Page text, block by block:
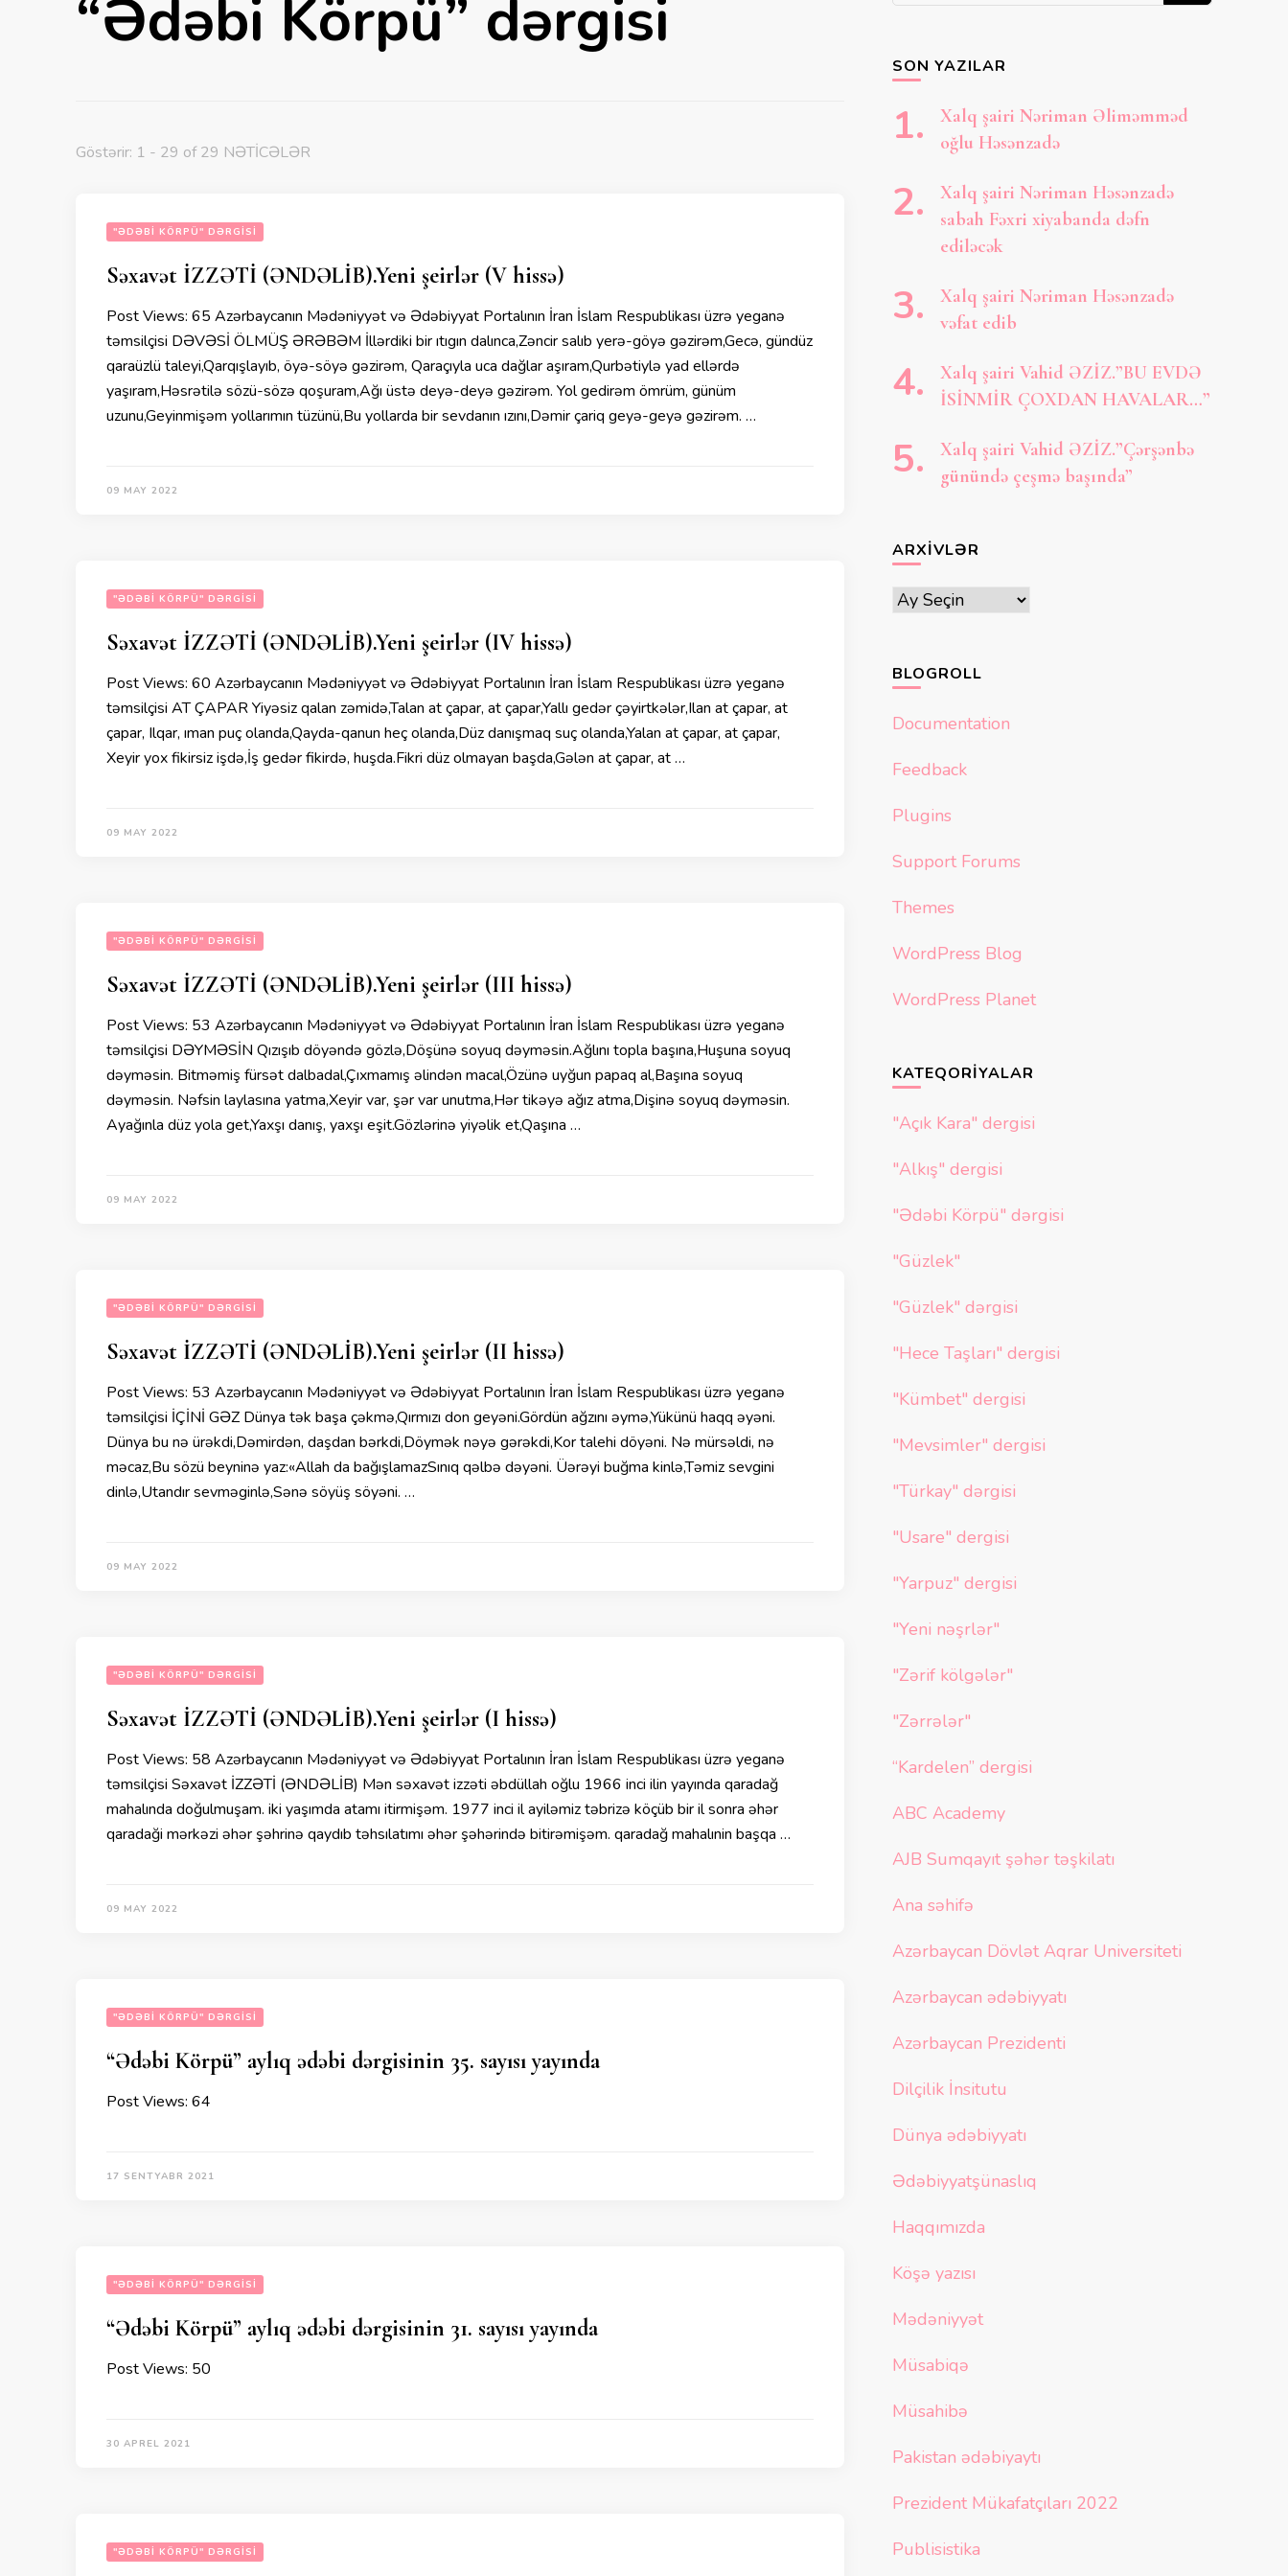
“Ədəbi Körpü” dərgisi
Göstərir: 1 - 29 of 29 NƏTİCƏLƏR
"ƏDƏBI KÖRPÜ" DƏRGISI
Səxavət İZZƏTİ (ƏNDƏLİB).Yeni şeirlər (V hissə)
Post Views: 65 Azərbaycanın Mədəniyyət və Ədəbiyyat Portalının İran İslam Respublikası üzrə yeganə
təmsilçisi DƏVƏSİ ÖLMÜŞ ƏRƏBƏM İllərdiki bir ıtıgın dalınca,Zəncir salıb yerə-göyə gəzirəm,Gecə, gündüz
qaraüzlü taleyi,Qarqışlayıb, öyə-söyə gəzirəm, Qaraçıyla uca dağlar aşıram,Qurbətiylə yad ellərdə
yaşıram,Həsrətilə sözü-sözə qoşuram,Ağı üstə deyə-deyə gəzirəm. Yol gedirəm ömrüm, günüm
uzunu,Geyinmişəm yollarımın tüzünü,Bu yollarda bir sevdanın ızını,Dəmir çariq geyə-geyə gəzirəm. …
09 MAY 2022
"ƏDƏBI KÖRPÜ" DƏRGISI
Səxavət İZZƏTİ (ƏNDƏLİB).Yeni şeirlər (IV hissə)
Post Views: 60 Azərbaycanın Mədəniyyət və Ədəbiyyat Portalının İran İslam Respublikası üzrə yeganə
təmsilçisi AT ÇAPAR Yiyəsiz qalan zəmidə,Talan at çapar, at çapar,Yallı gedər çəyirtkələr,Ilan at çapar, at
çapar, Ilqar, ıman puç olanda,Qayda-qanun heç olanda,Düz danışmaq suç olanda,Yalan at çapar, at çapar,
Xeyir yox fikirsiz işdə,İş gedər fikirdə, huşda.Fikri düz olmayan başda,Gələn at çapar, at …
09 MAY 2022
"ƏDƏBI KÖRPÜ" DƏRGISI
Səxavət İZZƏTİ (ƏNDƏLİB).Yeni şeirlər (III hissə)
Post Views: 53 Azərbaycanın Mədəniyyət və Ədəbiyyat Portalının İran İslam Respublikası üzrə yeganə
təmsilçisi DƏYMƏSİN Qızışıb döyəndə gözlə,Döşünə soyuq dəyməsin.Ağlını topla başına,Huşuna soyuq
dəyməsin. Bitməmiş fürsət dalbadal,Çıxmamış əlindən macal,Özünə uyğun papaq al,Başına soyuq
dəyməsin. Nəfsin laylasına yatma,Xeyir var, şər var unutma,Hər tikəyə ağız atma,Dişinə soyuq dəyməsin.
Ayağınla düz yola get,Yaxşı danış, yaxşı eşit.Gözlərinə yiyəlik et,Qaşına …
09 MAY 2022
"ƏDƏBI KÖRPÜ" DƏRGISI
Səxavət İZZƏTİ (ƏNDƏLİB).Yeni şeirlər (II hissə)
Post Views: 53 Azərbaycanın Mədəniyyət və Ədəbiyyat Portalının İran İslam Respublikası üzrə yeganə
təmsilçisi İÇİNİ GƏZ Dünya tək başa çəkmə,Qırmızı don geyəni.Gördün ağzını əymə,Yükünü haqq əyəni.
Dünya bu nə ürəkdi,Dəmirdən, daşdan bərkdi,Döymək nəyə gərəkdi,Kor talehi döyəni. Nə mürsəldi, nə
məcaz,Bu sözü beyninə yaz:«Allah da bağışlamazSınıq qəlbə dəyəni. Üərəyi buğma kinlə,Təmiz sevgini
dinlə,Utandır sevməginlə,Sənə söyüş söyəni. …
09 MAY 2022
"ƏDƏBI KÖRPÜ" DƏRGISI
Səxavət İZZƏTİ (ƏNDƏLİB).Yeni şeirlər (I hissə)
Post Views: 58 Azərbaycanın Mədəniyyət və Ədəbiyyat Portalının İran İslam Respublikası üzrə yeganə
təmsilçisi Səxavət İZZƏTİ (ƏNDƏLİB) Mən səxavət izzəti əbdüllah oğlu 1966 inci ilin yayında qaradağ
mahalında doğulmuşam. iki yaşımda atamı itirmişəm. 1977 inci il ayiləmiz təbrizə köçüb bir il sonra əhər
qaradaği mərkəzi əhər şəhrinə qaydıb təhsılatımı əhər şəhərində bitirəmişəm. qaradağ mahalınin başqa …
09 MAY 2022
"ƏDƏBI KÖRPÜ" DƏRGISI
“Ədəbi Körpü” aylıq ədəbi dərgisinin 35. sayısı yayında
Post Views: 64
17 SENTYABR 2021
"ƏDƏBI KÖRPÜ" DƏRGISI
“Ədəbi Körpü” aylıq ədəbi dərgisinin 31. sayısı yayında
Post Views: 50
30 APREL 2021
"ƏDƏBI KÖRPÜ" DƏRGISI
SON YAZILAR
Xalq şairi Nəriman Əliməmməd
oğlu Həsənzadə
Xalq şairi Nəriman Həsənzadə
sabah Fəxri xiyabanda dəfn
ediləcək
Xalq şairi Nəriman Həsənzadə
vəfat edib
Xalq şairi Vahid ƏZİZ.”BU EVDƏ
İSİNMİR ÇOXDAN HAVALAR…”
Xalq şairi Vahid ƏZİZ.”Çərşənbə
günündə çeşmə başında”
ARXIVLƏR
Arxivlər
BLOGROLL
Documentation
Feedback
Plugins
Support Forums
Themes
WordPress Blog
WordPress Planet
KATEQORIYALAR
"Açık Kara" dergisi
"Alkış" dergisi
"Ədəbi Körpü" dərgisi
"Güzlek"
"Güzlek" dərgisi
"Hece Taşları" dergisi
"Kümbet" dergisi
"Mevsimler" dergisi
"Türkay" dərgisi
"Usare" dergisi
"Yarpuz" dergisi
"Yeni nəşrlər"
"Zərif kölgələr"
"Zərrələr"
“Kardelen” dergisi
ABC Academy
AJB Sumqayıt şəhər təşkilatı
Ana səhifə
Azərbaycan Dövlət Aqrar Universiteti
Azərbaycan ədəbiyyatı
Azərbaycan Prezidenti
Dilçilik İnsitutu
Dünya ədəbiyyatı
Ədəbiyyatşünaslıq
Haqqımızda
Köşə yazısı
Mədəniyyət
Müsabiqə
Müsahibə
Pakistan ədəbiyaytı
Prezident Mükafatçıları 2022
Publisistika